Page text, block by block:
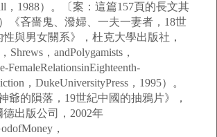
，1988）。〔案：這篇157頁的長文其
《吝嗇鬼、潑婦、一夫一妻者，18世
與男女關系》，杜克大學出版社，
Shrews，andPolygamists，
FemaleRelationsinEighteenth-
，DukeUniversityPress，1995）。
的隕落，19世紀中國的抽鴉片》，
出版公司，2002年
，